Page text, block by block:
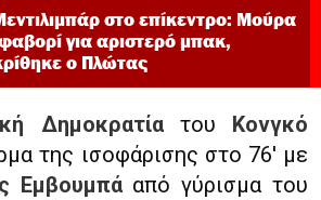
στο επίκεντρο: Μούρα
για αριστερό μπακ,
ο Πλώτας
Δημοκρατίατου Κονγκό
της ισοφάρισης στο 76′ με
Εμβουμπάαπό γύρισμα του